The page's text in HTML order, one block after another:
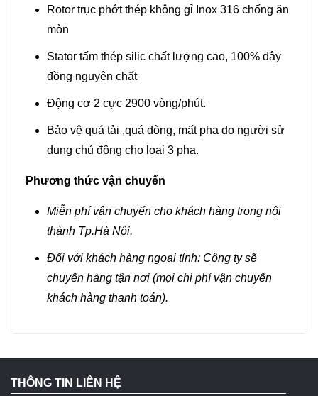
Rotor trục phớt thép không gỉ Inox 316 chống ăn
mòn
Stator tấm thép silic chất lượng cao, 100% dây
đồng nguyên chất
Động cơ 2 cực 2900 vòng/phút.
Bảo vệ quá tải ,quá dòng, mất pha do người sử
dụng chủ động cho loại 3 pha.
Phương thức vận chuyển
Miễn phí vận chuyển cho khách hàng trong nội
thành Tp.Hà Nội.
Đối với khách hàng ngoại tỉnh: Công ty sẽ
chuyển hàng tận nơi (mọi chi phí vận chuyển
khách hàng thanh toán).
THÔNG TIN LIÊN HỆ